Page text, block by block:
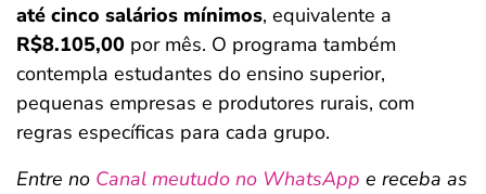
até cinco salários mínimos, equivalente a
R$8.105,00 por mês. O programa também
contempla estudantes do ensino superior,
pequenas empresas e produtores rurais, com
regras específicas para cada grupo.
Entre no Canal meutudo no WhatsApp e receba as